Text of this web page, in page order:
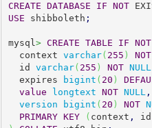
CREATE DATABASE IF NOT
USE shibboleth ;
mysql> CREATE TABLE IF NOT
  context
varchar( 255 ) NOT
  id
varchar( 255 ) NOT NULL
  expires
bigint ( 20 )
value
longtext NOT NULL,
version
bigint ( 20 ) NOT
PRIMARY KEY
( context , id